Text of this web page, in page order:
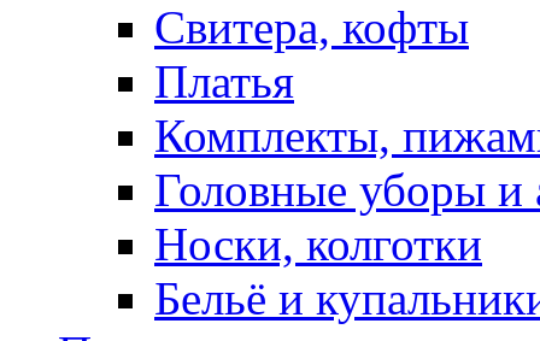
Свитера, кофты
Платья
Комплекты,
Головные уборы и
Носки, колготки
Бельё и